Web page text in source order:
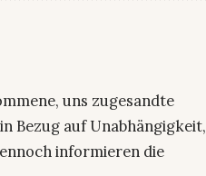
uns zugesandte
Bezug auf Unabhängigkeit,
informieren die